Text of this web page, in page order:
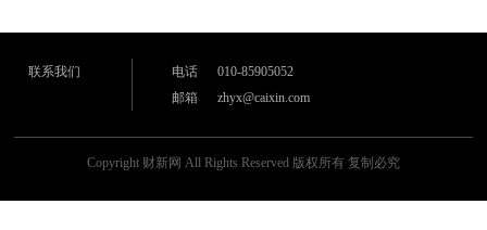
联系我们 电话
010-85905052
邮箱
zhyx@caixin.com
Copyright 财新网 All Rights Reserved 版权所有 复制必究